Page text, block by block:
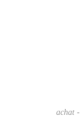
achat -